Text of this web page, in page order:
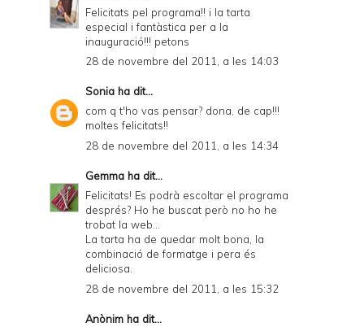
Felicitats pel programa!! i la tarta
especial i fantàstica per a la
inauguració!!! petons
28 de novembre del 2011, a les 14:03
Sonia ha dit...
com q t'ho vas pensar? dona, de cap!!!
moltes felicitats!!
28 de novembre del 2011, a les 14:34
Gemma ha dit...
Felicitats! Es podrà escoltar el programa
després? Ho he buscat però no ho he
trobat la web...
La tarta ha de quedar molt bona, la
combinació de formatge i pera és
deliciosa.
28 de novembre del 2011, a les 15:32
Anònim ha dit...